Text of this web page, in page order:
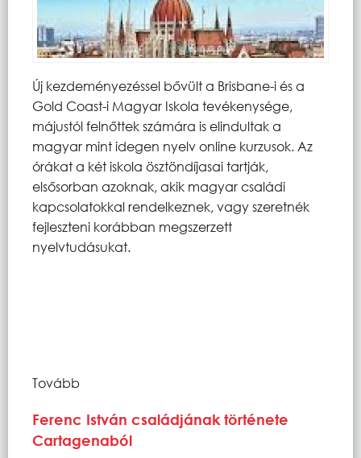
Új kezdeményezéssel bővült a Brisbane-i és a
Gold Coast-i Magyar Iskola tevékenysége,
májustól felnőttek számára is elindultak a
magyar mint idegen nyelv online kurzusok. Az
órákat a két iskola ösztöndíjasai tartják,
elsősorban azoknak, akik magyar családi
kapcsolatokkal rendelkeznek, vagy szeretnék
fejleszteni korábban megszerzett
nyelvtudásukat.
Tovább
Ferenc István családjának története
Cartagenaból